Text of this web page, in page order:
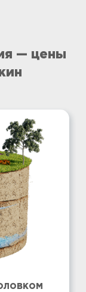
— цены